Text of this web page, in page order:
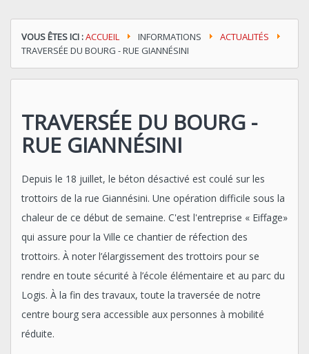
VOUS ÊTES ICI :ACCUEIL INFORMATIONS
ACTUALITÉS
TRAVERSÉE DU BOURG - RUE GIANNÉSINI
TRAVERSÉE DU BOURG -
RUE GIANNÉSINI
Depuis le 18 juillet, le béton désactivé est coulé sur les
trottoirs de la rue Giannésini. Une opération difficile sous la
chaleur de ce début de semaine. C'est l'entreprise « Eiffage»
qui assure pour la Ville ce chantier de réfection des
trottoirs. À noter l’élargissement des trottoirs pour se
rendre en toute sécurité à l’école élémentaire et au parc du
Logis. À la fin des travaux, toute la traversée de notre
centre bourg sera accessible aux personnes à mobilité
réduite.